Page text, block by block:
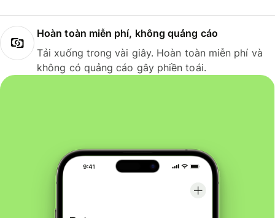
Hoàn toàn miễn phí, không quảng cáo
Tải xuống trong vài giây. Hoàn toàn miễn phí và
không có quảng cáo gây phiền toái.